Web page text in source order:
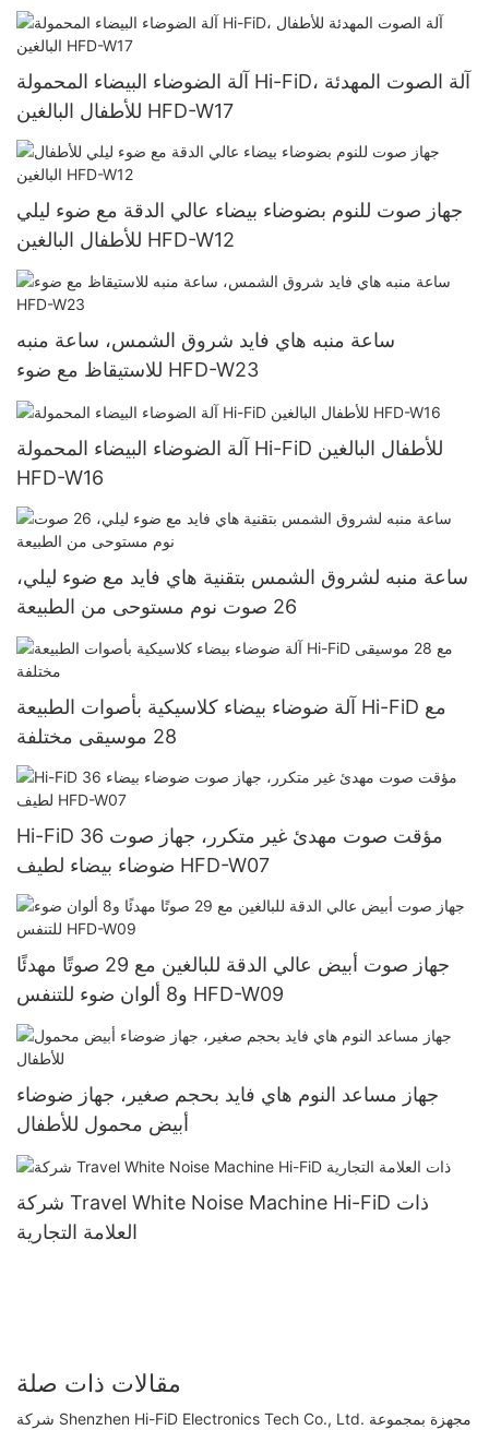
آلة الضوضاء البيضاء المحمولة Hi-FiD، آلة الصوت المهدئة
للأطفال البالغين HFD-W17
جهاز صوت للنوم بضوضاء بيضاء عالي الدقة مع ضوء ليلي
للأطفال البالغين HFD-W12
ساعة منبه هاي فايد شروق الشمس، ساعة منبه
للاستيقاظ مع ضوء HFD-W23
آلة الضوضاء البيضاء المحمولة Hi-FiD للأطفال البالغين
HFD-W16
ساعة منبه لشروق الشمس بتقنية هاي فايد مع ضوء ليلي،
26 صوت نوم مستوحى من الطبيعة
آلة ضوضاء بيضاء كلاسيكية بأصوات الطبيعة Hi-FiD مع
28 موسيقى مختلفة
Hi-FiD 36 مؤقت صوت مهدئ غير متكرر، جهاز صوت
ضوضاء بيضاء لطيف HFD-W07
جهاز صوت أبيض عالي الدقة للبالغين مع 29 صوتًا مهدئًا
و8 ألوان ضوء للتنفس HFD-W09
جهاز مساعد النوم هاي فايد بحجم صغير، جهاز ضوضاء
أبيض محمول للأطفال
شركة Travel White Noise Machine Hi-FiD ذات
العلامة التجارية
مقالات ذات صلة
شركة Shenzhen Hi-FiD Electronics Tech Co., Ltd. مجهزة بمجموعة